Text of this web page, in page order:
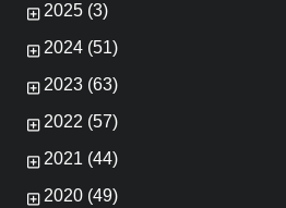
2025 (3)
2024 (51)
2023 (63)
2022 (57)
2021 (44)
2020 (49)